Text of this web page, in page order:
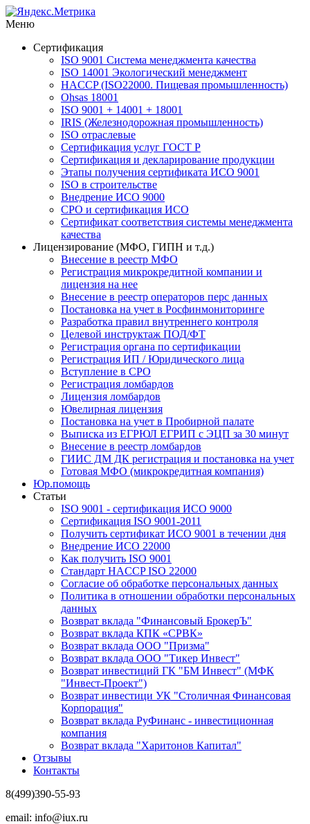
Меню
Сертификация
ISO 9001 Система менеджмента качества
ISO 14001 Экологический менеджмент
HACCP (ISO22000. Пищевая промышленность)
Ohsas 18001
ISO 9001 + 14001 + 18001
IRIS (Железнодорожная промышленность)
ISO отраслевые
Сертификация услуг ГОСТ Р
Сертификация и декларирование продукции
Этапы получения сертификата ИСО 9001
ISO в строительстве
Внедрение ИСО 9000
СРО и сертификация ИСО
Сертификат соответствия системы менеджмента
качества
Лицензирование (МФО, ГИПН и т.д.)
Внесение в реестр МФО
Регистрация микрокредитной компании и
лицензия на нее
Внесение в реестр операторов перс данных
Постановка на учет в Росфинмониторинге
Разработка правил внутреннего контроля
Целевой инструктаж ПОД/ФТ
Регистрация органа по сертификации
Регистрация ИП / Юридического лица
Вступление в СРО
Регистрация ломбардов
Лицензия ломбардов
Ювелирная лицензия
Постановка на учет в Пробирной палате
Выписка из ЕГРЮЛ ЕГРИП с ЭЦП за 30 минут
Внесение в реестр ломбардов
ГИИС ДМ ДК регистрация и постановка на учет
Готовая МФО (микрокредитная компания)
Юр.помощь
Статьи
ISO 9001 - сертификация ИСО 9000
Сертификация ISO 9001-2011
Получить сертификат ИСО 9001 в течении дня
Внедрение ИСО 22000
Как получить ISO 9001
Стандарт HACCP ISO 22000
Согласие об обработке персональных данных
Политика в отношении обработки персональных
данных
Возврат вклада "Финансовый БрокерЪ"
Возврат вклада КПК «СРВК»
Возврат вклада ООО "Призма"
Возврат вклада ООО "Тикер Инвест"
Возврат инвестиций ГК "БМ Инвест" (МФК
"Инвест-Проект")
Возврат инвестици УК "Столичная Финансовая
Корпорация"
Возврат вклада РуФинанс - инвестиционная
компания
Возврат вклада "Харитонов Капитал"
Отзывы
Контакты
8(499)390-55-93
email: info@iux.ru